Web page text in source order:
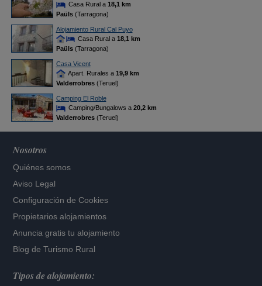
Casa Rural a 18,1 km
Paüls(Tarragona)
Alojamiento Rural Cal Puyo
Casa Rural a 18,1 km
Paüls(Tarragona)
Casa Vicent
Apart. Rurales a 19,9 km
Valderrobres(Teruel)
Camping El Roble
Camping/Bungalows a 20,2 km
Valderrobres(Teruel)
Nosotros
Quiénes somos
Aviso Legal
Configuración de Cookies
Propietarios alojamientos
Anuncia gratis tu alojamiento
Blog de Turismo Rural
Tipos de alojamiento: